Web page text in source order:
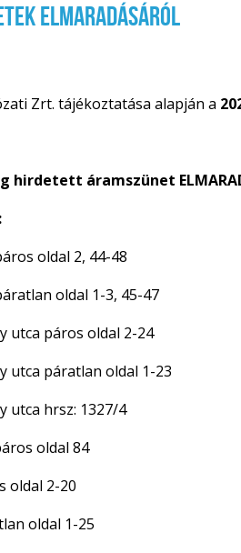
elmaradásáról
Zrt. tájékoztatása alapján a
hirdetett áramszünet
oldal 2, 44-48
oldal 1-3, 45-47
utca páros oldal 2-24
utca páratlan oldal 1-23
utca hrsz: 1327/4
oldal 84
oldal 2-20
oldal 1-25